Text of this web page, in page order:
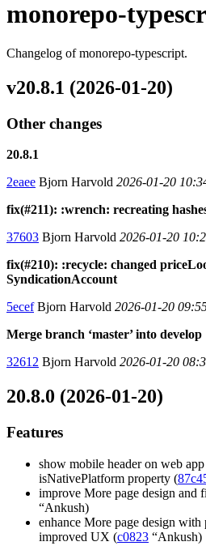
monorepo-
Changelog of monorepo-typescript.
v20.8.1 (2026-01-20)
Other changes
20.8.1
2eaee Bjorn Harvold 2026-01-20
fix(#211): :wrench: recreating
37603 Bjorn Harvold 2026-01-20
fix(#210): :recycle: changed
SyndicationAccount
5ecefBjorn Harvold 2026-01-20
Merge branch ‘master’ into develop
32612 Bjorn Harvold 2026-01-20
20.8.0 (2026-01-20)
Features
show mobile header on web
isNativePlatform property (
improve More page design and
“Ankush)
enhance More page design
improved UX (c0823 “Ankush)